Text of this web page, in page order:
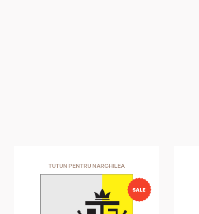
TUTUN PENTRU NARGHILEA